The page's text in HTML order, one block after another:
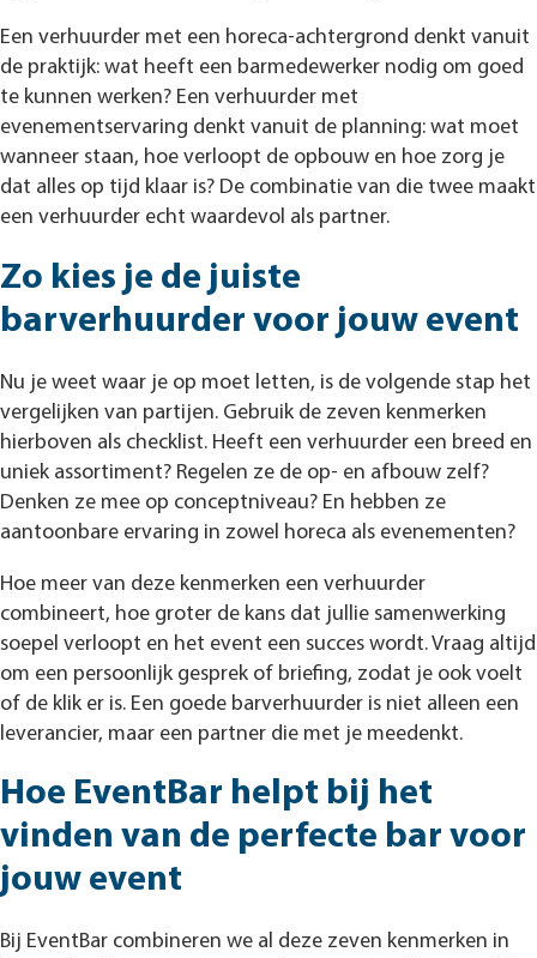
Een verhuurder met een horeca-achtergrond denkt vanuit
de praktijk: wat heeft een barmedewerker nodig om goed
te kunnen werken? Een verhuurder met
evenementservaring denkt vanuit de planning: wat moet
wanneer staan, hoe verloopt de opbouw en hoe zorg je
dat alles op tijd klaar is? De combinatie van die twee maakt
een verhuurder echt waardevol als partner.
Zo kies je de juiste
barverhuurder voor jouw event
Nu je weet waar je op moet letten, is de volgende stap het
vergelijken van partijen. Gebruik de zeven kenmerken
hierboven als checklist. Heeft een verhuurder een breed en
uniek assortiment? Regelen ze de op- en afbouw zelf?
Denken ze mee op conceptniveau? En hebben ze
aantoonbare ervaring in zowel horeca als evenementen?
Hoe meer van deze kenmerken een verhuurder
combineert, hoe groter de kans dat jullie samenwerking
soepel verloopt en het event een succes wordt. Vraag altijd
om een persoonlijk gesprek of briefing, zodat je ook voelt
of de klik er is. Een goede barverhuurder is niet alleen een
leverancier, maar een partner die met je meedenkt.
Hoe EventBar helpt bij het
vinden van de perfecte bar voor
jouw event
Bij EventBar combineren we al deze zeven kenmerken in